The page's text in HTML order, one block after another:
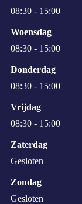
08:30 - 15:00
Woensdag
08:30 - 15:00
Donderdag
08:30 - 15:00
Vrijdag
08:30 - 15:00
Zaterdag
Gesloten
Zondag
Gesloten